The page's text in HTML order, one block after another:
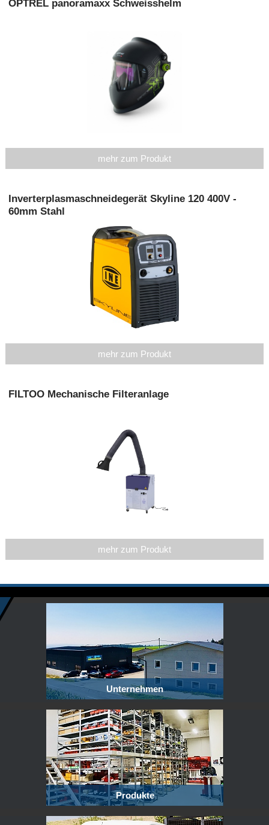
TOP
OPTREL panoramaxx Schweisshelm
mehr zum Produkt
Inverterplasmaschneidegerät Skyline 120 400V -
60mm Stahl
mehr zum Produkt
FILTOO Mechanische Filteranlage
mehr zum Produkt
Unternehmen
Produkte